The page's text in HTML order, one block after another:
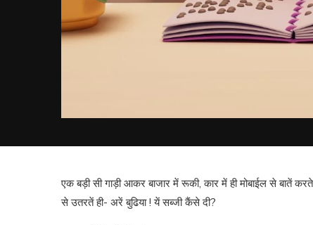
एक बड़ी सी गाड़ी आकर बाजार में रूकी, कार में ही मोबाईल से बातें
से उतरतें ही- अरें बुढिया ! यें सब्जी कैंसे दी?